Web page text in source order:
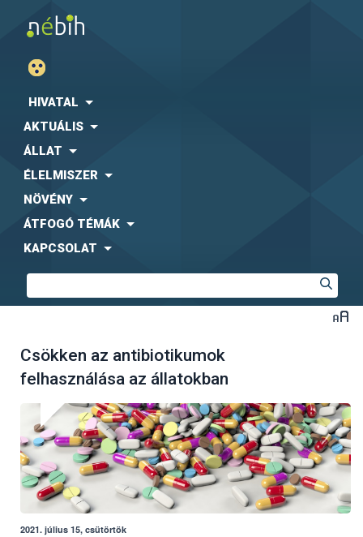
HIVATAL
AKTUÁLIS
ÁLLAT
ÉLELMISZER
NÖVÉNY
ÁTFOGÓ TÉMÁK
KAPCSOLAT
Csökken az antibiotikumok
felhasználása az állatokban
2021. július 15, csütörtök